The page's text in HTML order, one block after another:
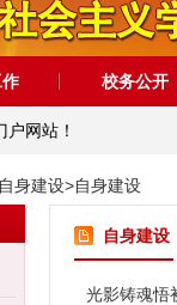
校务公开
网站！
自身建设>自身建设
自身建设
光影铸魂悟